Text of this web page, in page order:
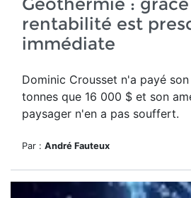
rentabilité est
immédiate
Dominic Crousset n'a payé
tonnes que 16 000 $ et son
paysager n'en a pas souffert.
Par : André Fauteux